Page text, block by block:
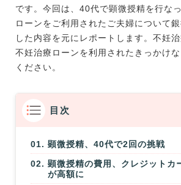
です。今回は、40代で顕微授精を行な
ローンをご利用されたご夫婦について
した内容を元にレポートします。不妊治
不妊治療ローンを利用されたきっかけ
ください。
目次
顕微授精、40代で2回の挑戦
顕微授精の費用、クレジットカ
が高額に